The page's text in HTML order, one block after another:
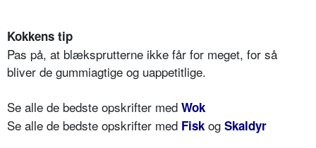
Kokkens tip
Pas på, at blæksprutterne ikke får for meget, for så
bliver de gummiagtige og uappetitlige.
Se alle de bedste opskrifter med Wok
Se alle de bedste opskrifter med Fisk og Skaldyr